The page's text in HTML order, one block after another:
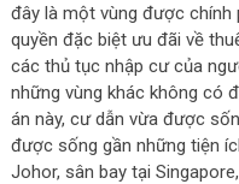
đây là một vùng được
quyền đặc biệt ưu đãi về
các thủ tục nhập cư của
những vùng khác không có
án này, cư dẫn vừa được
được sống gần những tiện
Johor, sân bay tại